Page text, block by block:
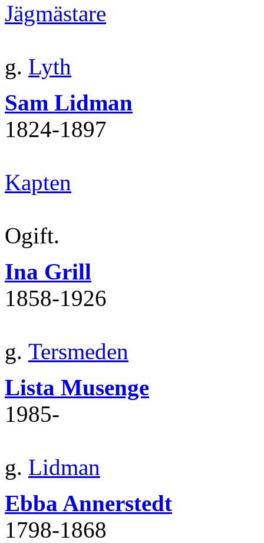
Jägmästare
g. Lyth
Sam Lidman
1824‐1897
Kapten
Ogift.
Ina Grill
1858‐1926
g. Tersmeden
Lista Musenge
1985‐
g. Lidman
Ebba Annerstedt
1798‐1868